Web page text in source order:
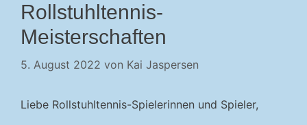
Rollstuhltennis-
Meisterschaften
5. August 2022 von Kai Jaspersen
Liebe Rollstuhltennis-Spielerinnen und Spieler,